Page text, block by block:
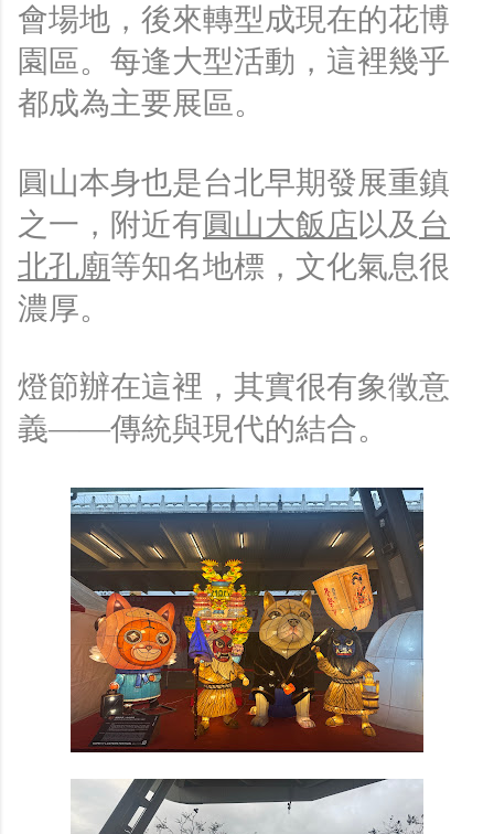
會場地，後來轉型成現在的花博
園區。每逢大型活動，這裡幾乎
都成為主要展區。
圓山本身也是台北早期發展重鎮
之一，附近有圓山大飯店以及 台
北孔廟等知名地標，文化氣息很
濃厚。
燈節辦在這裡，其實很有象徵意
義——傳統與現代的結合。